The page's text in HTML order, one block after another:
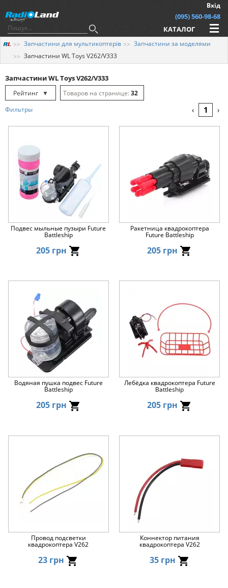
Вхід
(095) 560-98-68
КАТАЛОГ
Запчастини для мультикоптерів
Запчастини за моделями
Запчастини WL Toys V262/V333
Запчастини WL Toys V262/V333
Рейтинг
▼
Рейтинг
Ціна ▲
Ціна ▼
32
Фильтры ‹ 1 ›
Подвес мыльные пузыри Future
Battleship
205 грн
Ракетница квадрокоптера
Future Battleship
205 грн
Водяная пушка подвес Future
Battleship
205 грн
Лебёдка квадрокоптера Future
Battleship
205 грн
Провод подсветки
квадрокоптера V262
23 грн
Коннектор питания
квадрокоптера V262
35 грн